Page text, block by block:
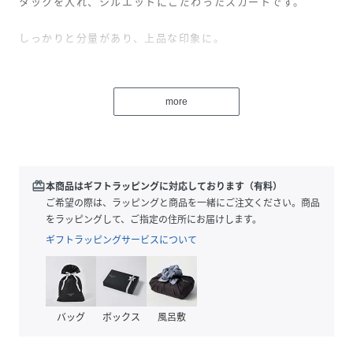
しっかりと分量があり、上品な印象に。
張りのあるシルク生糸のオーガン糸と極細ナイロンをベース
に、太番手のコットン糸を織り込み、コットン糸を格子状に
カットすることで、透けている部分をモチーフ状にあらわし
たジャカード素材で仕立てました。
※この商品は、ブラック / ブルー の2色展開となります。
more
redeem本商品はギフトラッピングに対応しております（有料）
ご希望の際は、ラッピングと商品を一緒にご注文ください。商品
をラッピングして、ご指定の住所にお届けします。
ギフトラッピングサービスについて
バッグ ボックス 風呂敷